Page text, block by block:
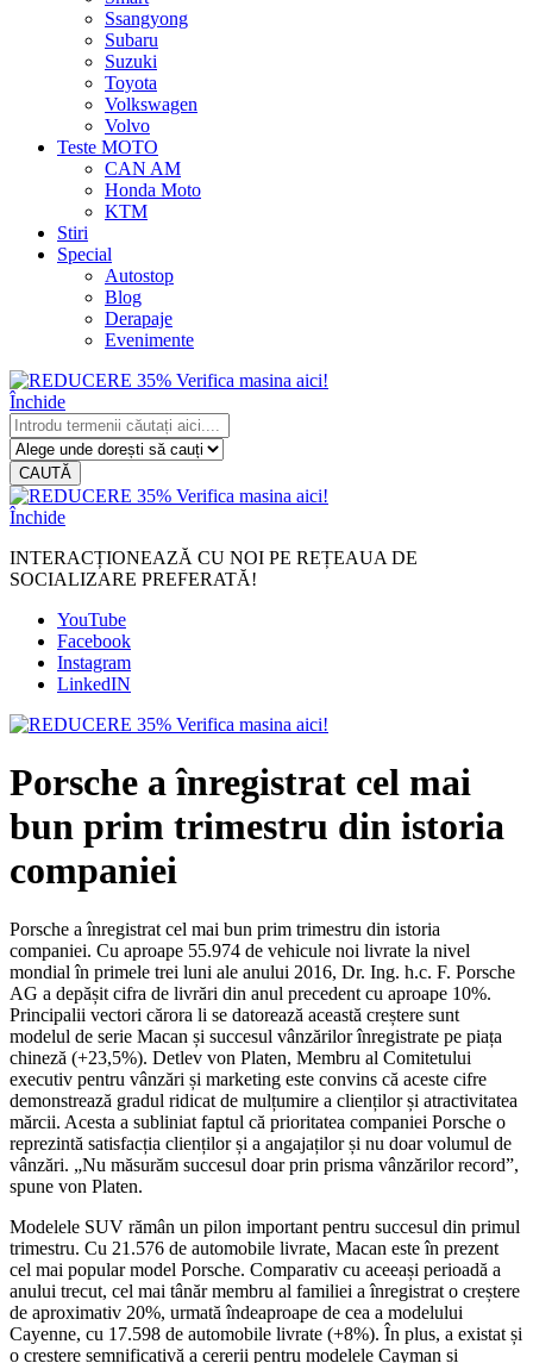
Ssangyong
Subaru
Suzuki
Toyota
Volkswagen
Volvo
Teste MOTO
CAN AM
Honda Moto
KTM
Stiri
Special
Autostop
Blog
Derapaje
Evenimente
Închide
CAUTĂ
Închide
INTERACȚIONEAZĂ CU NOI PE REȚEAUA DE
SOCIALIZARE PREFERATĂ!
YouTube
Facebook
Instagram
LinkedIN
Porsche a înregistrat cel mai
bun prim trimestru din istoria
companiei
Porsche a înregistrat cel mai bun prim trimestru din istoria
companiei. Cu aproape 55.974 de vehicule noi livrate la nivel
mondial în primele trei luni ale anului 2016, Dr. Ing. h.c. F. Porsche
AG a depășit cifra de livrări din anul precedent cu aproape 10%.
Principalii vectori cărora li se datorează această creștere sunt
modelul de serie Macan și succesul vânzărilor înregistrate pe piața
chineză (+23,5%). Detlev von Platen, Membru al Comitetului
executiv pentru vânzări și marketing este convins că aceste cifre
demonstrează gradul ridicat de mulțumire a clienților și atractivitatea
mărcii. Acesta a subliniat faptul că prioritatea companiei Porsche o
reprezintă satisfacția clienților și a angajaților și nu doar volumul de
vânzări. „Nu măsurăm succesul doar prin prisma vânzărilor record”,
spune von Platen.
Modelele SUV rămân un pilon important pentru succesul din primul
trimestru. Cu 21.576 de automobile livrate, Macan este în prezent
cel mai popular model Porsche. Comparativ cu aceeași perioadă a
anului trecut, cel mai tânăr membru al familiei a înregistrat o creștere
de aproximativ 20%, urmată îndeaproape de cea a modelului
Cayenne, cu 17.598 de automobile livrate (+8%). În plus, a existat și
o creștere semnificativă a cererii pentru modelele Cayman și